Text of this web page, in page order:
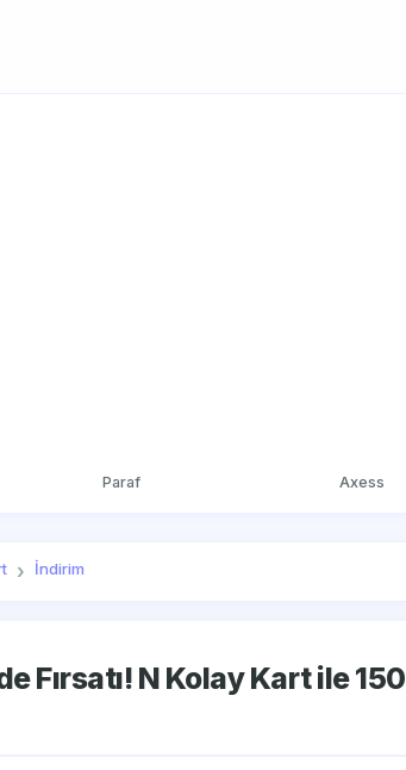
Paraf Axess
İndirim
Fırsatı! N Kolay Kart ile 150